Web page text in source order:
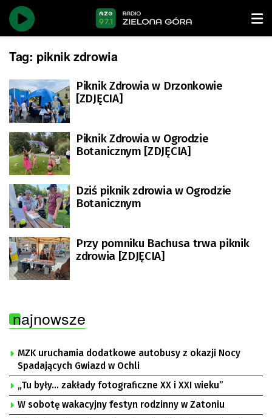
Tag: piknik zdrowia
Piknik Zdrowia w Drzonkowie
[ZDJĘCIA]
Piknik Zdrowia w Ogrodzie
Botanicznym [ZDJĘCIA]
Dziś piknik zdrowia w Ogrodzie
Botanicznym
Przy pomniku Bachusa trwa piknik
zdrowia [ZDJĘCIA]
najnowsze
MZK uruchamia dodatkowe autobusy z okazji Nocy
Spadających Gwiazd w Ochli
„Tu były… zakłady fotograficzne XX i XXI wieku”
W sobotę wakacyjny festyn rodzinny w Zatoniu